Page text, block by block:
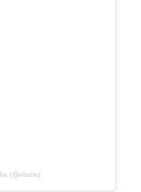
(@elodie)